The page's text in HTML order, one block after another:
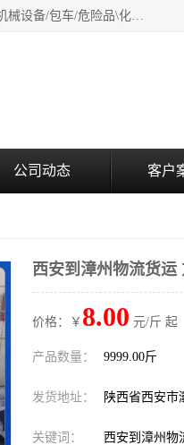
西安鸿福祥物流公司是西安轿车托运物流公司，从事：西安物流专线、西安货运专线等专业运输;模具/机械设备/包车/危险品\化工涂料/油漆机油\普通货物\食品\家具\贵重货物运输/易碎品运输/工艺品\行李\搬家运输等超限大件货物专业运输服务为一体。
公司动态 客户
西安到漳州物流货
价格：￥ 8.00 元/斤 起
产品数量： 9999.00斤
发货地址： 陕西省西安市
关键词： 西安到漳州物